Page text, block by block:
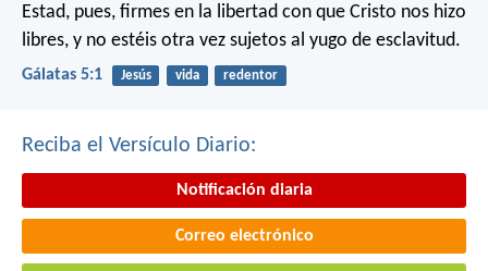
Estad, pues, firmes en la libertad con que Cristo nos hizo
libres, y no estéis otra vez sujetos al yugo de esclavitud.
Gálatas 5:1 Jesús vida redentor
Reciba el Versículo Diario:
Notificación diaria
Correo electrónico